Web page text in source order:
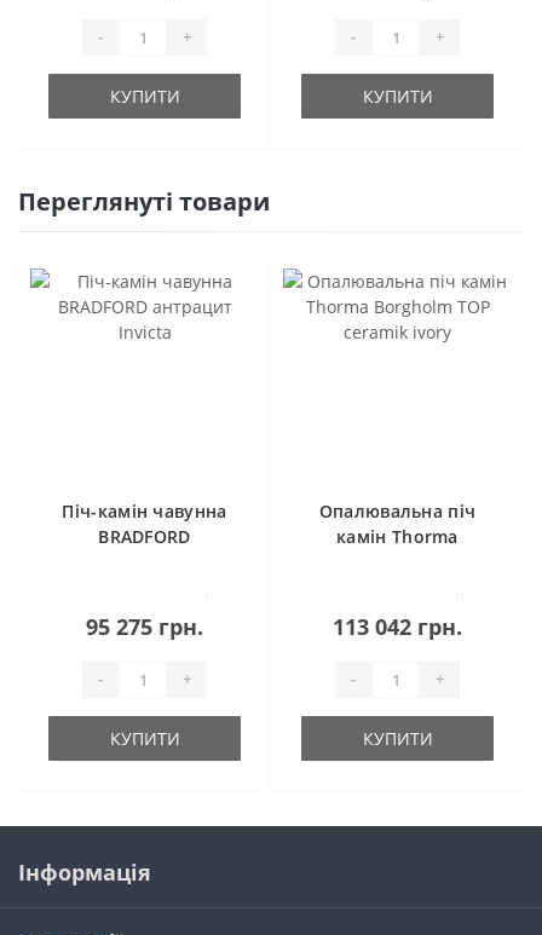
- +
КУПИТИ
- +
КУПИТИ
Переглянуті товари
Піч-камін чавунна
BRADFORD
95 275 грн.
- +
КУПИТИ
Опалювальна піч
камін Thorma
113 042 грн.
- +
КУПИТИ
Інформація